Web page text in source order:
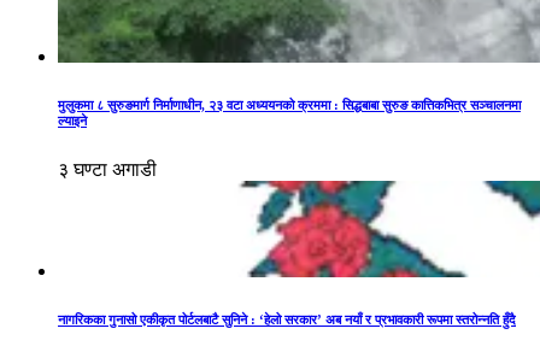
मुलुकमा ८ सुरुङमार्ग निर्माणाधीन, २३ वटा अध्ययनको क्रममा : सिद्धबाबा सुरुङ कात्तिकभित्र सञ्चालनमा
ल्याइने
३ घण्टा अगाडी
नागरिकका गुनासो एकीकृत पोर्टलबाटै सुनिने : ‘हेलो सरकार’ अब नयाँ र प्रभावकारी रूपमा स्तरोन्नति हुँदै